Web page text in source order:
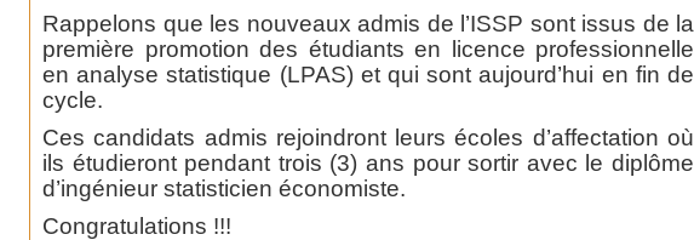
Rappelons que les nouveaux admis de l’ISSP sont issus de la
première promotion des étudiants en licence professionnelle
en analyse statistique (LPAS) et qui sont aujourd’hui en fin de
cycle.
Ces candidats admis rejoindront leurs écoles d’affectation où
ils étudieront pendant trois (3) ans pour sortir avec le diplôme
d’ingénieur statisticien économiste.
Congratulations !!!